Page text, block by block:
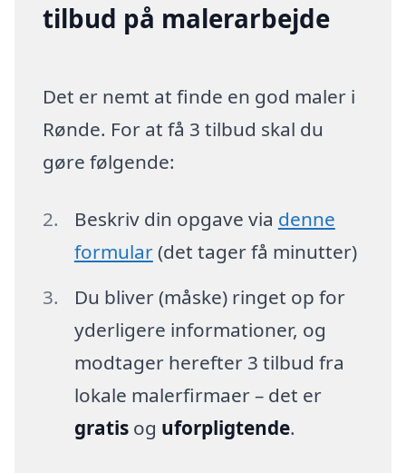
tilbud på malerarbejde
Det er nemt at finde en god maler i
Rønde. For at få 3 tilbud skal du
gøre følgende:
Beskriv din opgave via denne
formular(det tager få minutter)
Du bliver (måske) ringet op for
yderligere informationer, og
modtager herefter 3 tilbud fra
lokale malerfirmaer – det er
gratisog uforpligtende.